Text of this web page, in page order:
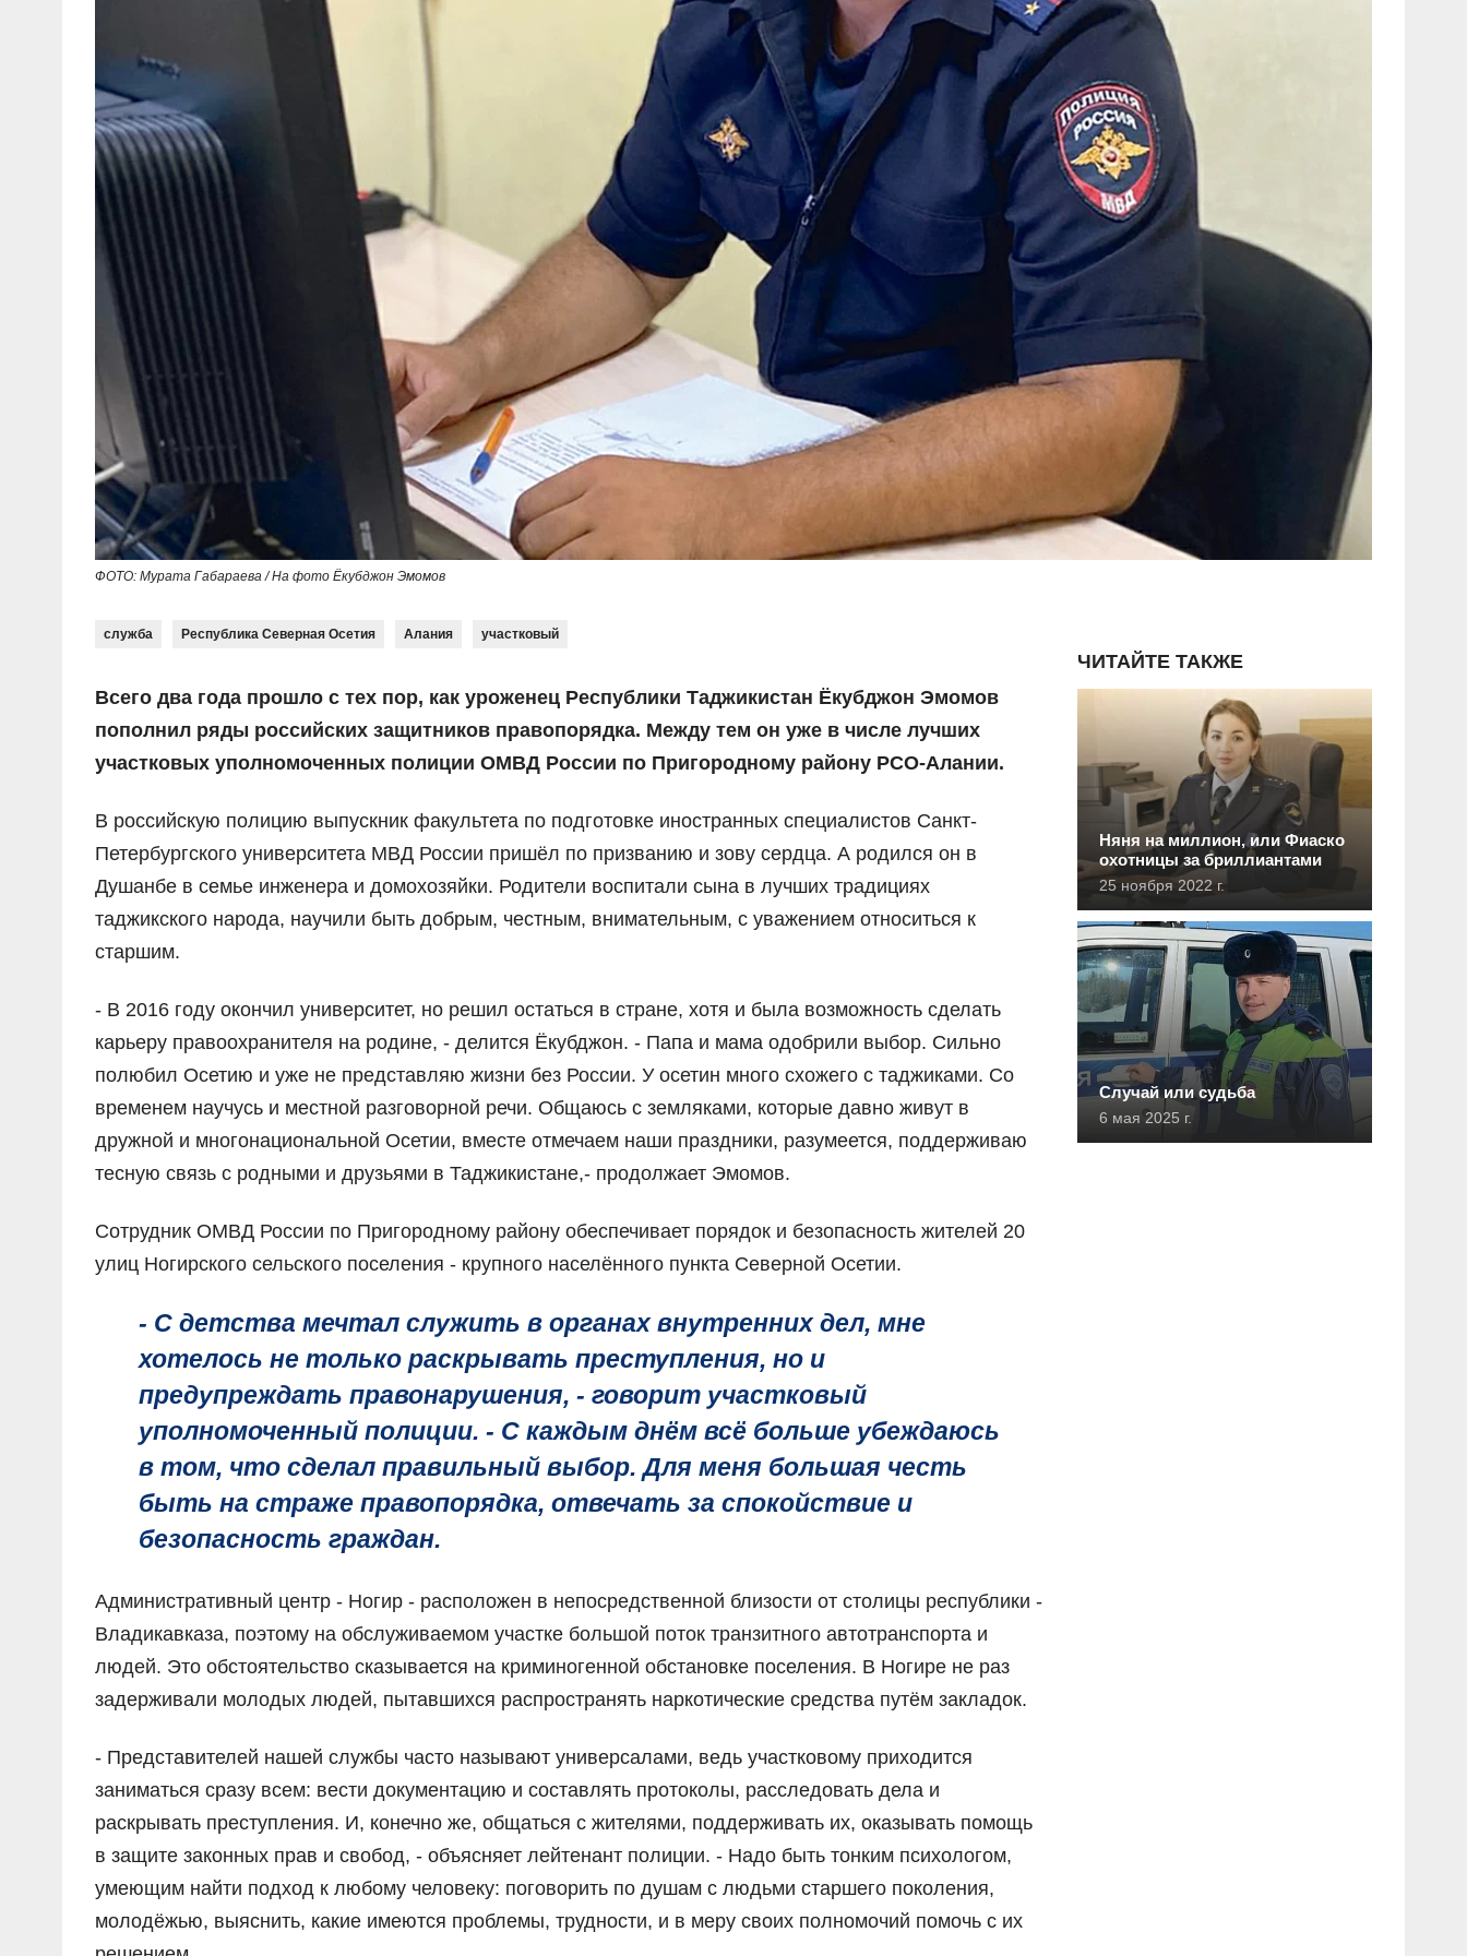
ФОТО: Мурата Габараева / На фото Ёкубджон Эмомов
служба Республика Северная Осетия Алания участковый
Всего два года прошло с тех пор, как уроженец Республики Таджикистан Ёкубджон Эмомов
пополнил ряды российских защитников правопорядка. Между тем он уже в числе лучших
участковых уполномоченных полиции ОМВД России по Пригородному району РСО-Алании.
В российскую полицию выпускник факультета по подготовке иностранных специалистов Санкт-
Петербургского университета МВД России пришёл по призванию и зову сердца. А родился он в
Душанбе в семье инженера и домохозяйки. Родители воспитали сына в лучших традициях
таджикского народа, научили быть добрым, честным, внимательным, с уважением относиться к
старшим.
- В 2016 году окончил университет, но решил остаться в стране, хотя и была возможность сделать
карьеру правоохранителя на родине, - делится Ёкубджон. - Папа и мама одобрили выбор. Сильно
полюбил Осетию и уже не представляю жизни без России. У осетин много схожего с таджиками. Со
временем научусь и местной разговорной речи. Общаюсь с земляками, которые давно живут в
дружной и многонациональной Осетии, вместе отмечаем наши праздники, разумеется, поддерживаю
тесную связь с родными и друзьями в Таджикистане,- продолжает Эмомов.
Сотрудник ОМВД России по Пригородному району обеспечивает порядок и безопасность жителей 20
улиц Ногирского сельского поселения - крупного населённого пункта Северной Осетии.
- С детства мечтал служить в органах внутренних дел, мне
хотелось не только раскрывать преступления, но и
предупреждать правонарушения, - говорит участковый
уполномоченный полиции. - С каждым днём всё больше убеждаюсь
в том, что сделал правильный выбор. Для меня большая честь
быть на страже правопорядка, отвечать за спокойствие и
безопасность граждан.
Административный центр - Ногир - расположен в непосредственной близости от столицы республики -
Владикавказа, поэтому на обслуживаемом участке большой поток транзитного автотранспорта и
людей. Это обстоятельство сказывается на криминогенной обстановке поселения. В Ногире не раз
задерживали молодых людей, пытавшихся распространять наркотические средства путём закладок.
- Представителей нашей службы часто называют универсалами, ведь участковому приходится
заниматься сразу всем: вести документацию и составлять протоколы, расследовать дела и
раскрывать преступления. И, конечно же, общаться с жителями, поддерживать их, оказывать помощь
в защите законных прав и свобод, - объясняет лейтенант полиции. - Надо быть тонким психологом,
умеющим найти подход к любому человеку: поговорить по душам с людьми старшего поколения,
молодёжью, выяснить, какие имеются проблемы, трудности, и в меру своих полномочий помочь с их
ЧИТАЙТЕ ТАКЖЕ
Няня на миллион, или Фиаско
охотницы за бриллиантами
25 ноября 2022 г.
Случай или судьба
6 мая 2025 г.